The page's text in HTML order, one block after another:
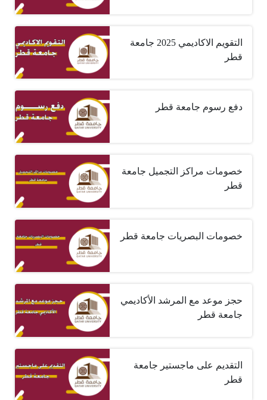
التقويم الاكاديمي 2025 جامعة
قطر
دفع رسوم جامعة قطر
خصومات مراكز التجميل جامعة
قطر
خصومات البصريات جامعة قطر
حجز موعد مع المرشد الأكاديمي
جامعة قطر
التقديم على ماجستير جامعة
قطر